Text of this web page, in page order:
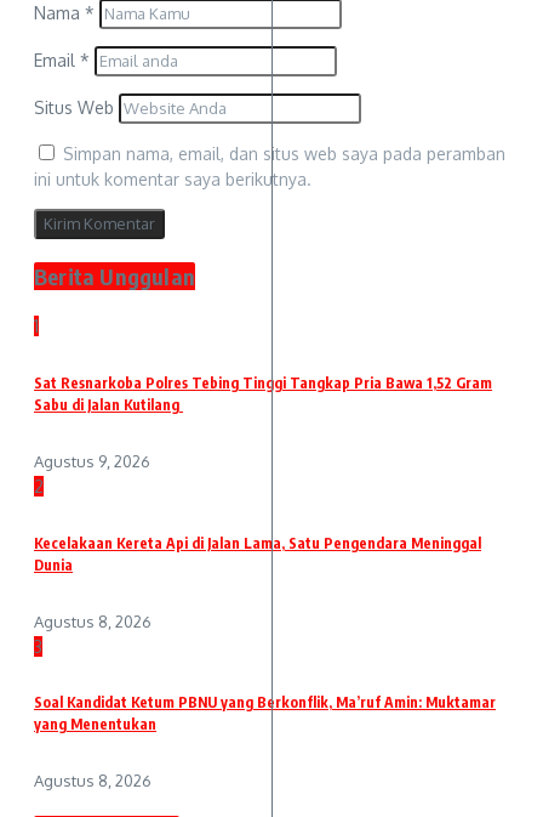
Nama *
Email *
Situs Web
Simpan nama, email, dan situs web saya pada peramban
ini untuk komentar saya berikutnya.
Berita Unggulan
1
Sat Resnarkoba Polres Tebing Tinggi Tangkap Pria Bawa 1,52 Gram
Sabu di Jalan Kutilang
Agustus 9, 2026
2
Kecelakaan Kereta Api di Jalan Lama, Satu Pengendara Meninggal
Dunia
Agustus 8, 2026
3
Soal Kandidat Ketum PBNU yang Berkonflik, Ma’ruf Amin: Muktamar
yang Menentukan
Agustus 8, 2026